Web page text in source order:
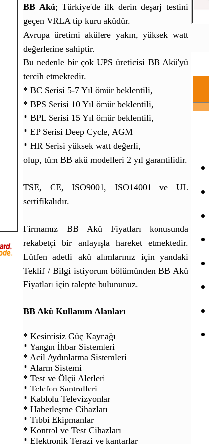
BB Akü; Türkiye'de ilk derin deşarj testini
geçen VRLA tip kuru aküdür.
Avrupa üretimi akülere yakın, yüksek watt
değerlerine sahiptir.
Bu nedenle bir çok UPS üreticisi BB Akü'yü
tercih etmektedir.
* BC Serisi 5-7 Yıl ömür beklentili,
* BPS Serisi 10 Yıl ömür beklentili,
* BPL Serisi 15 Yıl ömür beklentili,
* EP Serisi Deep Cycle, AGM
* HR Serisi yüksek watt değerli,
olup, tüm BB akü modelleri 2 yıl garantilidir.
TSE, CE, ISO9001, ISO14001 ve UL
sertifikalıdır.
Firmamız BB Akü Fiyatları konusunda
rekabetçi bir anlayışla hareket etmektedir.
Lütfen adetli akü alımlarınız için yandaki
Teklif / Bilgi istiyorum bölümünden BB Akü
Fiyatları için talepte bulununuz.
BB Akü Kullanım Alanları
* Kesintisiz Güç Kaynağı
* Yangın İhbar Sistemleri
* Acil Aydınlatma Sistemleri
* Alarm Sistemi
* Test ve Ölçü Aletleri
* Telefon Santralleri
* Kablolu Televizyonlar
* Haberleşme Cihazları
* Tıbbi Ekipmanlar
* Kontrol ve Test Cihazları
* Elektronik Terazi ve kantarlar